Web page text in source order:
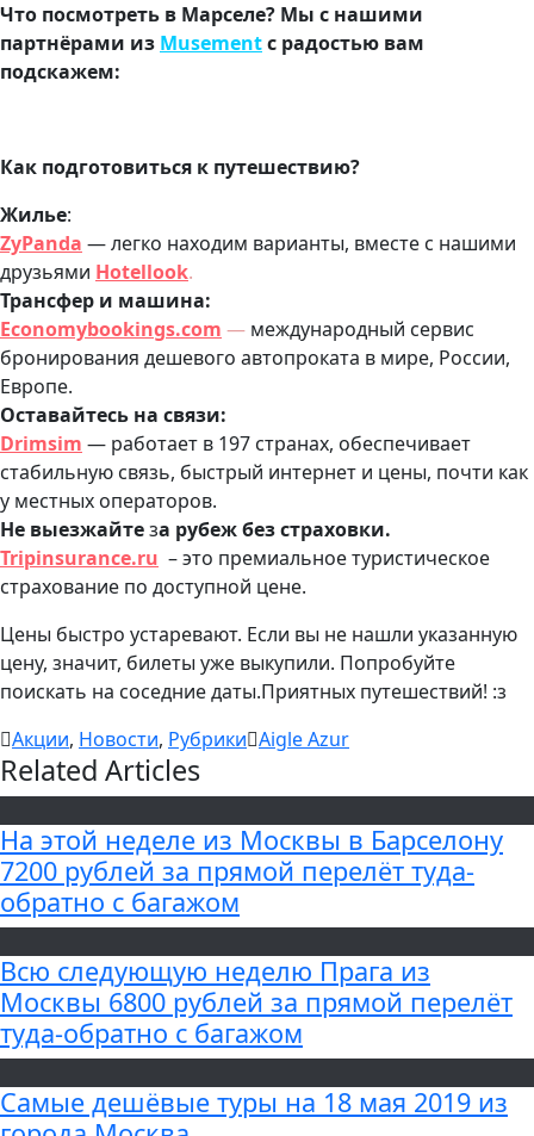
Что посмотреть в Марселе? Мы с нашими
партнёрами из Musementс радостью вам
подскажем:
Как подготовиться к путешествию?
Жилье:
ZyPanda — легко находим варианты, вместе с нашими
друзьями Hotellook.
Трансфер и машина:
Economybookings.com — международный сервис
бронирования дешевого автопроката в мире, России,
Европе.
Оставайтесь на связи:
Drimsim — работает в 197 странах, обеспечивает
стабильную связь, быстрый интернет и цены, почти как
у местных операторов.
Не выезжайтеза рубеж без страховки.
Tripinsurance.ru – это премиальное туристическое
страхование по доступной цене.
Цены быстро устаревают. Если вы не нашли указанную
цену, значит, билеты уже выкупили. Попробуйте
поискать на соседние даты.Приятных путешествий! :з
Акции, Новости, Рубрики Aigle Azur
Related Articles
На этой неделе из Москвы в Барселону
7200 рублей за прямой перелёт туда-
обратно с багажом
Всю следующую неделю Прага из
Москвы 6800 рублей за прямой перелёт
туда-обратно с багажом
Самые дешёвые туры на 18 мая 2019 из